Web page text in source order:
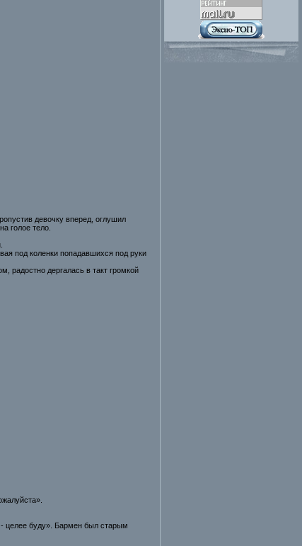
девочку вперед, оглушил
голое тело.
под коленки попадавшихся под руки
радостно дергалась в такт громкой
- целее буду». Бармен был старым